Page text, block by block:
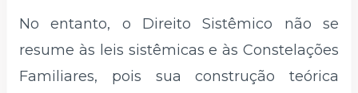
No entanto, o Direito Sistêmico não se
resume às leis sistêmicas e às Constelações
Familiares, pois sua construção teórica